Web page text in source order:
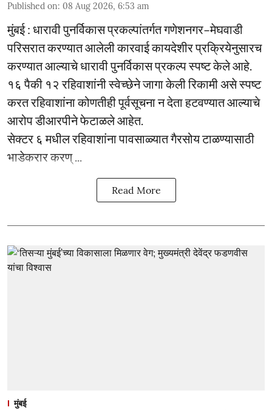
Published on: 08 Aug 2026, 6:53 am
मुंबई : धारावी पुनर्विकास प्रकल्पांतर्गत गणेशनगर–मेघवाडी
परिसरात करण्यात आलेली कारवाई कायदेशीर प्रक्रियेनुसारच
करण्यात आल्याचे धारावी पुनर्विकास प्रकल्प स्पष्ट केले आहे.
१६ पैकी १२ रहिवाशांनी स्वेच्छेने जागा केली रिकामी असे स्पष्ट
करत रहिवाशांना कोणतीही पूर्वसूचना न देता हटवण्यात आल्याचे
आरोप डीआरपीने फेटाळले आहेत.
सेक्टर ६ मधील रहिवाशांना पावसाळ्यात गैरसोय टाळण्यासाठी
भाडेकरार करण् ...
Read More
मुंबई